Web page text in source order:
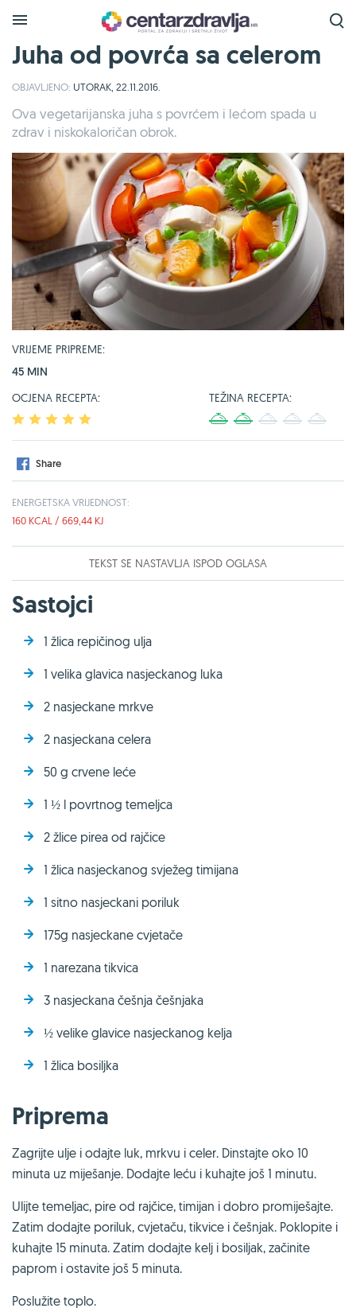
Juha od povrća sa celerom
OBJAVLJENO: UTORAK, 22.11.2016.
Ova vegetarijanska juha s povrćem i lećom spada u
zdrav i niskokaloričan obrok.
VRIJEME PRIPREME:
45 MIN
OCJENA RECEPTA:
2 3 4
TEŽINA RECEPTA:
4
Share
ENERGETSKA VRIJEDNOST:
160 KCAL / 669,44 KJ
TEKST SE NASTAVLJA ISPOD OGLASA
Sastojci
1 žlica repičinog ulja
1 velika glavica nasjeckanog luka
2 nasjeckane mrkve
2 nasjeckana celera
50 g crvene leće
1 ½ l povrtnog temeljca
2 žlice pirea od rajčice
1 žlica nasjeckanog svježeg timijana
1 sitno nasjeckani poriluk
175g nasjeckane cvjetače
1 narezana tikvica
3 nasjeckana češnja češnjaka
½ velike glavice nasjeckanog kelja
1 žlica bosiljka
Priprema
Zagrijte ulje i odajte luk, mrkvu i celer. Dinstajte oko 10
minuta uz miješanje. Dodajte leću i kuhajte još 1 minutu.
Ulijte temeljac, pire od rajčice, timijan i dobro promiješajte.
Zatim dodajte poriluk, cvjetaču, tikvice i češnjak. Poklopite i
kuhajte 15 minuta. Zatim dodajte kelj i bosiljak, začinite
paprom i ostavite još 5 minuta.
Poslužite toplo.